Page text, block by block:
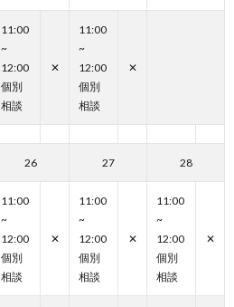
11:00
~
12:00
個別
相談
✕
11:00
~
12:00
個別
相談
✕
26 27 28
11:00
~
12:00
個別
相談
✕
11:00
~
12:00
個別
相談
✕
11:00
~
12:00
個別
相談
✕